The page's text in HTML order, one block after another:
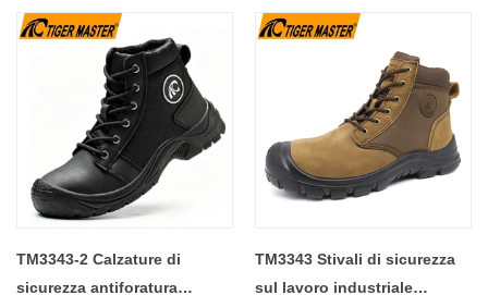
TM3343-2 Calzature di
sicurezza antiforatura
TM3343 Stivali di sicurezza
sul lavoro industriale